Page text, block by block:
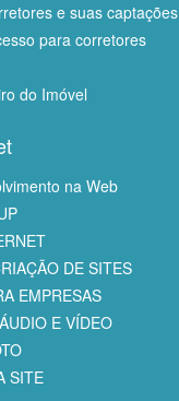
e suas captações
para corretores
do Imóvel
na Web
DE SITES
EMPRESAS
E VÍDEO
SITE